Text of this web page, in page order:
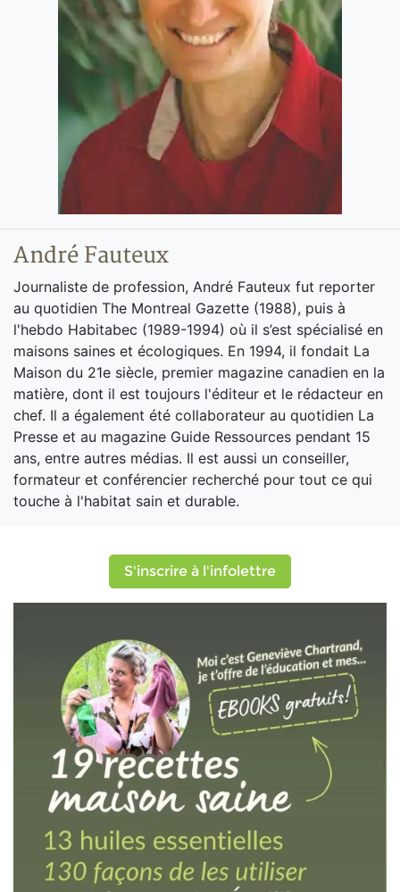
André Fauteux
Journaliste de profession, André Fauteux fut reporter
au quotidien The Montreal Gazette (1988), puis à
l'hebdo Habitabec (1989-1994) où il s’est spécialisé en
maisons saines et écologiques. En 1994, il fondait La
Maison du 21e siècle, premier magazine canadien en la
matière, dont il est toujours l'éditeur et le rédacteur en
chef. Il a également été collaborateur au quotidien La
Presse et au magazine Guide Ressources pendant 15
ans, entre autres médias. Il est aussi un conseiller,
formateur et conférencier recherché pour tout ce qui
touche à l'habitat sain et durable.
S'inscrire à l'infolettre